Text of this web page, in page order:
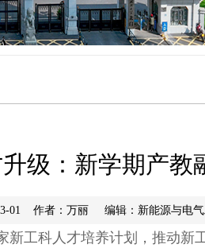
级：新学期产教
01 作者：万丽 编辑：新能源与电
新工科人才培养计划，推动新